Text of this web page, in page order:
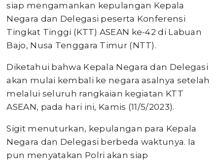
siap mengamankan kepulangan Kepala
Negara dan Delegasi peserta Konferensi
Tingkat Tinggi (KTT) ASEAN ke-42 di Labuan
Bajo, Nusa Tenggara Timur (NTT).
Diketahui bahwa Kepala Negara dan Delegasi
akan mulai kembali ke negara asalnya setelah
melalui seluruh rangkaian kegiatan KTT
ASEAN, pada hari ini, Kamis (11/5/2023).
Sigit menuturkan, kepulangan para Kepala
Negara dan Delegasi berbeda waktunya. Ia
pun menyatakan Polri akan siap